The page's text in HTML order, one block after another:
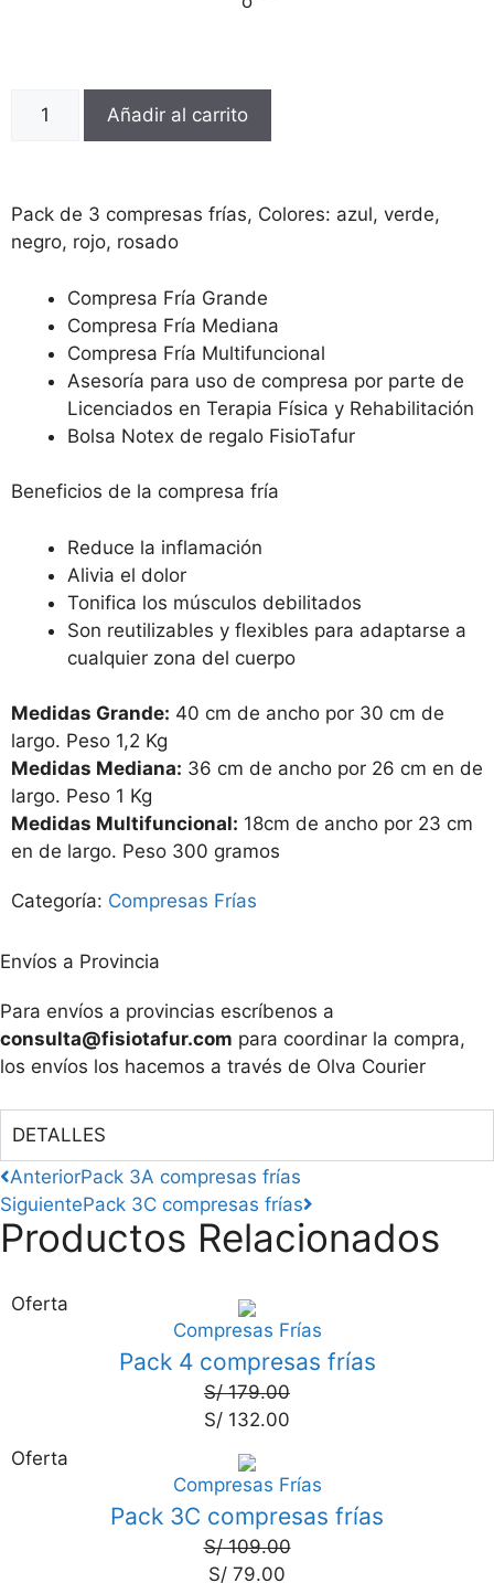
Añadir al carrito
Pack de 3 compresas frías, Colores: azul, verde,
negro, rojo, rosado
Compresa Fría Grande
Compresa Fría Mediana
Compresa Fría Multifuncional
Asesoría para uso de compresa por parte de
Licenciados en Terapia Física y Rehabilitación
Bolsa Notex de regalo FisioTafur
Beneficios de la compresa fría
Reduce la inflamación
Alivia el dolor
Tonifica los músculos debilitados
Son reutilizables y flexibles para adaptarse a
cualquier zona del cuerpo
Medidas Grande: 40 cm de ancho por 30 cm de
largo. Peso 1,2 Kg
Medidas Mediana: 36 cm de ancho por 26 cm en de
largo. Peso 1 Kg
Medidas Multifuncional: 18cm de ancho por 23 cm
en de largo. Peso 300 gramos
Categoría: Compresas Frías
Envíos a Provincia
Para envíos a provincias escríbenos a
consulta@fisiotafur.com para coordinar la compra,
los envíos los hacemos a través de Olva Courier
DETALLES
AnteriorPack 3A compresas frías
SiguientePack 3C compresas frías
Productos Relacionados
Oferta
Compresas Frías
Pack 4 compresas frías
S/179.00
S/ 132.00
Oferta
Compresas Frías
Pack 3C compresas frías
S/109.00
S/ 79.00